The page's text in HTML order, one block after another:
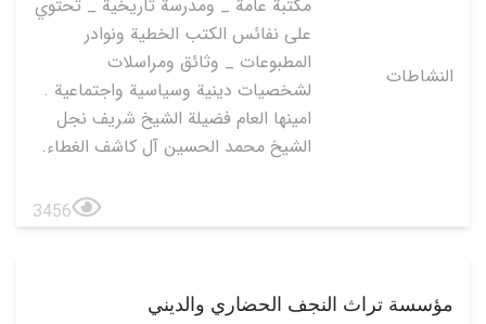
النشاطات
مكتبة عامة _ ومدرسة تاريخية _ تحتوي
على نفائس الكتب الخطية ونوادر
المطبوعات _ وثائق ومراسلات
لشخصيات دينية وسياسية واجتماعية .
امينها العام فضيلة الشيخ شريف نجل
الشيخ محمد الحسين آل كاشف الغطاء.
3456
مؤسسة تراث النجف الحضاري والديني